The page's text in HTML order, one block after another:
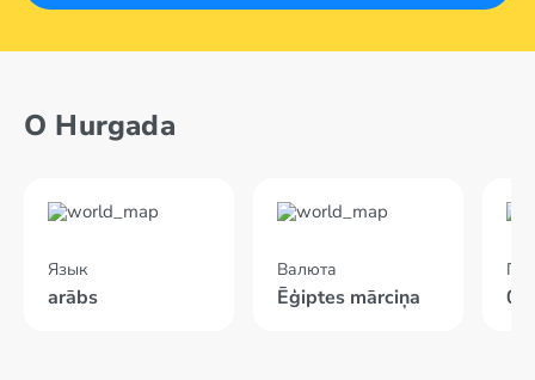
О Hurgada
Язык
arābs
Валюта
Ēģiptes mārciņa